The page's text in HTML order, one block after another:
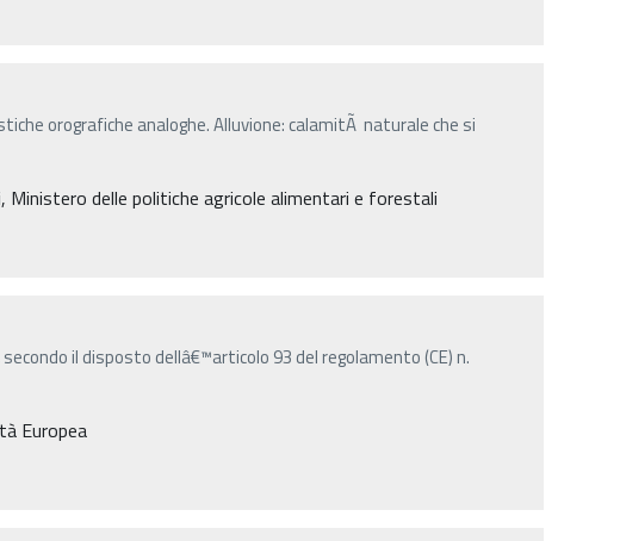
orografiche analoghe. Alluvione: calamitÃ naturale che si
delle politiche agricole alimentari e forestali
il disposto dellâ€™articolo 93 del regolamento (CE) n.
Europea